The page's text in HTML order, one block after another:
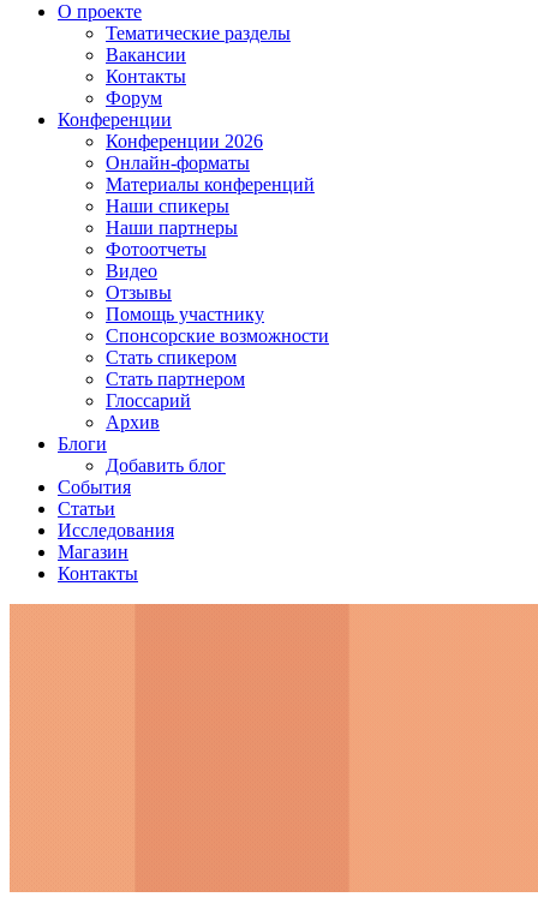
О проекте
Тематические разделы
Вакансии
Контакты
Форум
Конференции
Конференции 2026
Онлайн-форматы
Материалы конференций
Наши спикеры
Наши партнеры
Фотоотчеты
Видео
Отзывы
Помощь участнику
Спонсорские возможности
Стать спикером
Стать партнером
Глоссарий
Архив
Блоги
Добавить блог
События
Статьи
Исследования
Магазин
Контакты